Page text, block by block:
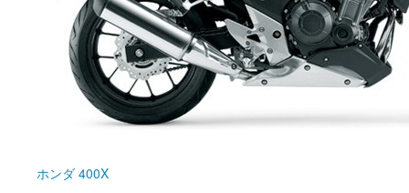
ホンダ 400X